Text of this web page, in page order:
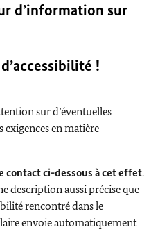
d’information sur
!
sur d’éventuelles
exigences en matière
contact ci-dessous à cet effet.
description aussi précise que
rencontré dans le
envoie automatiquement